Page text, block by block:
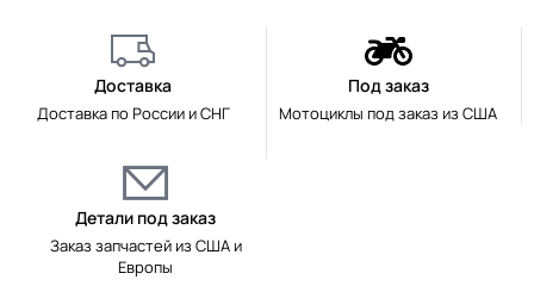
Доставка
Доставка по России и СНГ
Под заказ
Мотоциклы под заказ из США
Детали под заказ
Заказ запчастей из США и
Европы